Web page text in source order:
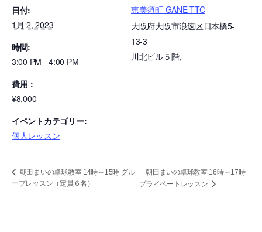
日付:
1月 2, 2023
時間:
3:00 PM - 4:00 PM
費用：
¥8,000
イベントカテゴリー:
個人レッスン
恵美須町 GANE-TTC
大阪府大阪市浪速区日本橋5-
13-3
川北ビル５階,
朝田まいの卓球教室 14時～15時 グル
ープレッスン（定員６名）
朝田まいの卓球教室 16時～17時
プライベートレッスン